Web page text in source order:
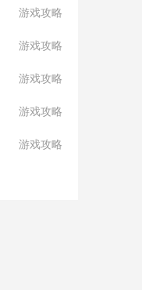
游戏攻略
游戏攻略
游戏攻略
游戏攻略
游戏攻略